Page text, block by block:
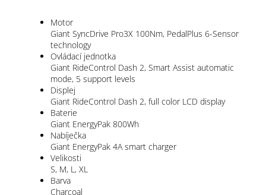
Motor
Giant SyncDrive Pro3X 100Nm, PedalPlus 6-Sensor
technology
Ovládací jednotka
Giant RideControl Dash 2, Smart Assist automatic
mode, 5 support levels
Displej
Giant RideControl Dash 2, full color LCD display
Baterie
Giant EnergyPak 800Wh
Nabíječka
Giant EnergyPak 4A smart charger
Velikosti
S, M, L, XL
Barva
Charcoal